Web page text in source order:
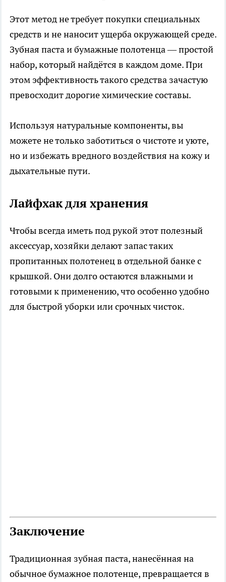
Этот метод не требует покупки специальных
средств и не наносит ущерба окружающей среде.
Зубная паста и бумажные полотенца — простой
набор, который найдётся в каждом доме. При
этом эффективность такого средства зачастую
превосходит дорогие химические составы.
Используя натуральные компоненты, вы
можете не только заботиться о чистоте и уюте,
но и избежать вредного воздействия на кожу и
дыхательные пути.
Лайфхак для хранения
Чтобы всегда иметь под рукой этот полезный
аксессуар, хозяйки делают запас таких
пропитанных полотенец в отдельной банке с
крышкой. Они долго остаются влажными и
готовыми к применению, что особенно удобно
для быстрой уборки или срочных чисток.
Заключение
Традиционная зубная паста, нанесённая на
обычное бумажное полотенце, превращается в